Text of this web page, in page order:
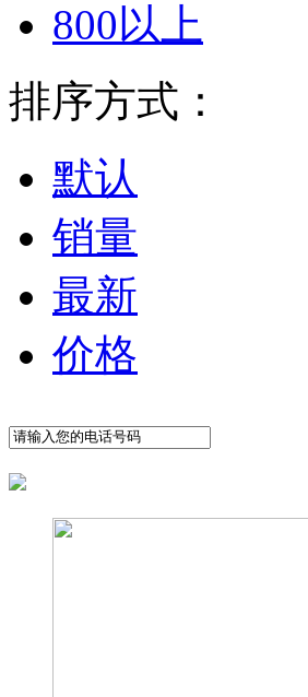
800以上
排序方式：
默认
销量
最新
价格